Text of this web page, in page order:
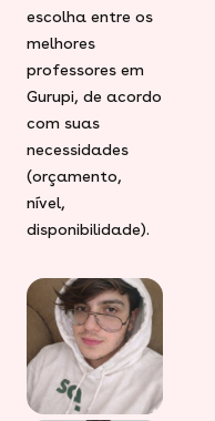
escolha entre os
melhores
professores em
Gurupi, de acordo
com suas
necessidades
(orçamento,
nível,
disponibilidade).